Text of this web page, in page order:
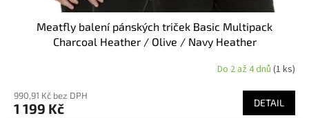
Meatfly balení pánských triček Basic Multipack
Charcoal Heather / Olive / Navy Heather
Do 2 až 4 dnů (1 ks)
990,91 Kč bez DPH
1 199 Kč DETAIL